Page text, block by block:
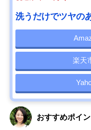
洗うだけでツヤの
楽天
おすすめポイン